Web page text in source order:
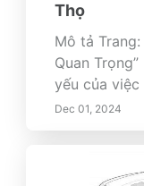
Thọ
Mô tả
Quan
yếu của
cho xe của
quả. Hướng
những nhu
gồm chăm
Dec 01, 2024